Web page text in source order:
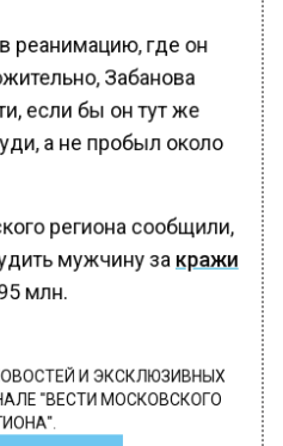
реанимацию, где он
Забанова
если бы он тут же
а не пробыл около
региона сообщили,
мужчину закражи
млн.
И ЭКСКЛЮЗИВНЫХ
"ВЕСТИ МОСКОВСКОГО